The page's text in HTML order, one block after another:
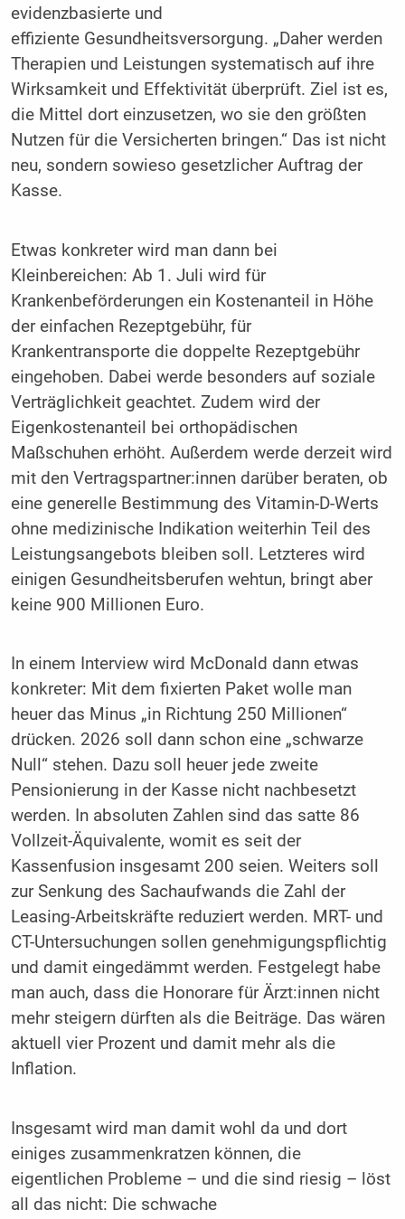
evidenzbasierte und
effiziente Gesundheitsversorgung. „Daher werden
Therapien und Leistungen systematisch auf ihre
Wirksamkeit und Effektivität überprüft. Ziel ist es,
die Mittel dort einzusetzen, wo sie den größten
Nutzen für die Versicherten bringen.“ Das ist nicht
neu, sondern sowieso gesetzlicher Auftrag der
Kasse.
Etwas konkreter wird man dann bei
Kleinbereichen: Ab 1. Juli wird für
Krankenbeförderungen ein Kostenanteil in Höhe
der einfachen Rezeptgebühr, für
Krankentransporte die doppelte Rezeptgebühr
eingehoben. Dabei werde besonders auf soziale
Verträglichkeit geachtet. Zudem wird der
Eigenkostenanteil bei orthopädischen
Maßschuhen erhöht. Außerdem werde derzeit wird
mit den Vertragspartner:innen darüber beraten, ob
eine generelle Bestimmung des Vitamin-D-Werts
ohne medizinische Indikation weiterhin Teil des
Leistungsangebots bleiben soll. Letzteres wird
einigen Gesundheitsberufen wehtun, bringt aber
keine 900 Millionen Euro.
In einem Interview wird McDonald dann etwas
konkreter: Mit dem fixierten Paket wolle man
heuer das Minus „in Richtung 250 Millionen“
drücken. 2026 soll dann schon eine „schwarze
Null“ stehen. Dazu soll heuer jede zweite
Pensionierung in der Kasse nicht nachbesetzt
werden. In absoluten Zahlen sind das satte 86
Vollzeit-Äquivalente, womit es seit der
Kassenfusion insgesamt 200 seien. Weiters soll
zur Senkung des Sachaufwands die Zahl der
Leasing-Arbeitskräfte reduziert werden. MRT- und
CT-Untersuchungen sollen genehmigungspflichtig
und damit eingedämmt werden. Festgelegt habe
man auch, dass die Honorare für Ärzt:innen nicht
mehr steigern dürften als die Beiträge. Das wären
aktuell vier Prozent und damit mehr als die
Inflation.
Insgesamt wird man damit wohl da und dort
einiges zusammenkratzen können, die
eigentlichen Probleme – und die sind riesig – löst
all das nicht: Die schwache